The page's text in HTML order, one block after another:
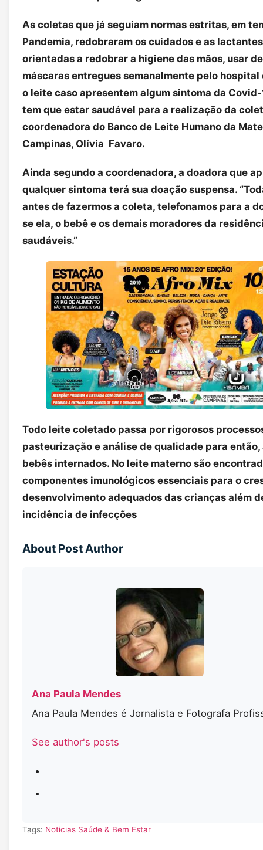
As coletas que já seguiam normas estritas, em
Pandemia, redobraram os cuidados e as
orientadas a redobrar a higiene das mãos, usar
máscaras entregues semanalmente pelo hospital
o leite caso apresentem algum sintoma da Covid-
tem que estar saudável para a realização da
coordenadora do Banco de Leite Humano da
Campinas, Olívia Favaro.
Ainda segundo a coordenadora, a doadora que
qualquer sintoma terá sua doação suspensa.
antes de fazermos a coleta, telefonamos para a
se ela, o bebê e os demais moradores da
saudáveis.”
Todo leite coletado passa por rigorosos
pasteurização e análise de qualidade para
bebês internados. No leite materno são
componentes imunológicos essenciais para o
desenvolvimento adequados das crianças além
incidência de infecções
About Post Author
Ana Paula Mendes
Ana Paula Mendes é Jornalista e Fotografa
See author's posts
Tags: Noticias Saúde & Bem Estar